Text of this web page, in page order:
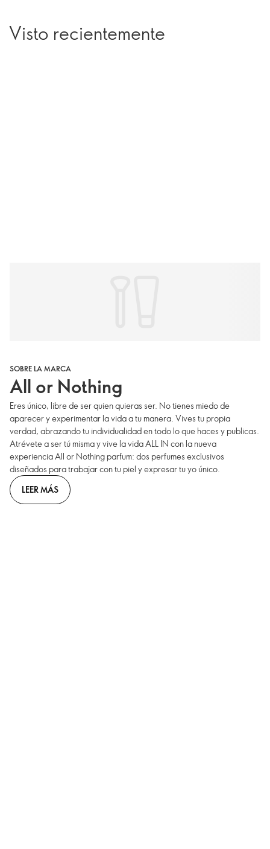
Visto recientemente
SOBRE LA MARCA
All or Nothing
Eres único, libre de ser quien quieras ser. No tienes miedo de
aparecer y experimentar la vida a tu manera. Vives tu propia
verdad, abrazando tu individualidad en todo lo que haces y publicas.
Atrévete a ser tú misma y vive la vida ALL IN con la nueva
experiencia All or Nothing parfum: dos perfumes exclusivos
diseñados para trabajar con tu piel y expresar tu yo único.
LEER MÁS